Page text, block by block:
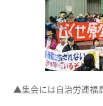
▲集会には自治労連福